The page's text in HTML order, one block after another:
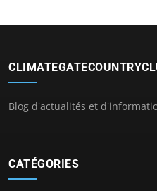
Blog d'actualités et
CATÉGORIES